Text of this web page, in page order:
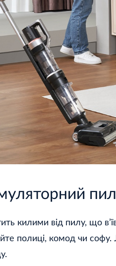
килими від пилу, що
полиці, комод чи